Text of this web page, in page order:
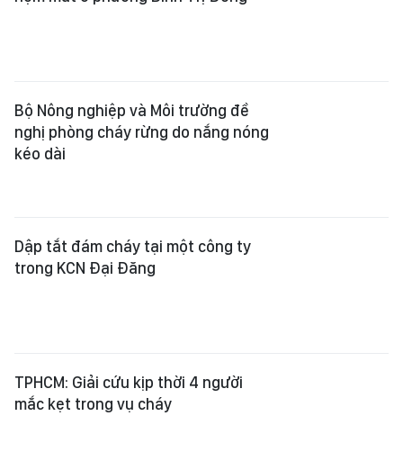
Bộ Nông nghiệp và Môi trường đề
nghị phòng cháy rừng do nắng nóng
kéo dài
Dập tắt đám cháy tại một công ty
trong KCN Đại Đăng
TPHCM: Giải cứu kịp thời 4 người
mắc kẹt trong vụ cháy